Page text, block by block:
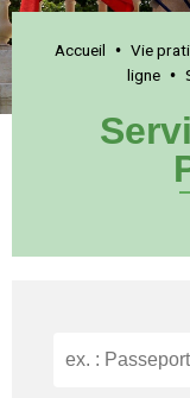
Accueil • Vie
ligne•